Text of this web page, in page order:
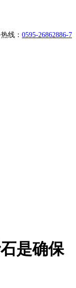
线： 0595-26862886-7
是确保